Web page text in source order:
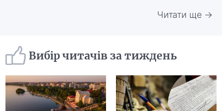
Читати ще →
Вибір читачів за тиждень